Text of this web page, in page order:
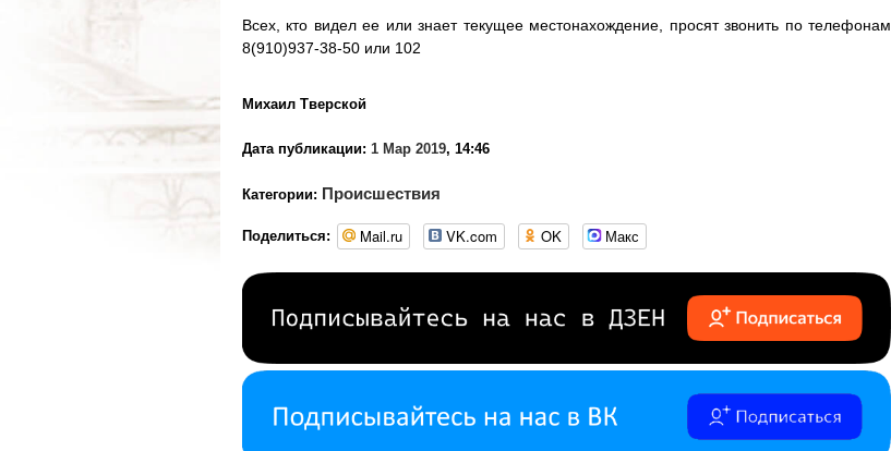
Всех, кто видел ее или знает текущее местонахождение, просят звонить по телефонам
8(910)937-38-50 или 102
Михаил Тверской
Дата публикации: 1 Мар 2019, 14:46
Категории: Происшествия
Поделиться: Mail.ru VK.com OK Макс